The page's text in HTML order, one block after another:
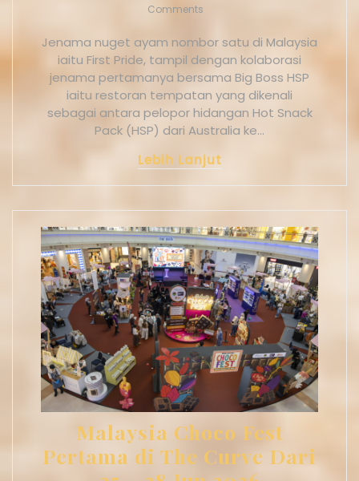
Comments
Jenama nuget ayam nombor satu di Malaysia
iaitu First Pride, tampil dengan kolaborasi
jenama pertamanya bersama Big Boss HSP
iaitu restoran tempatan yang dikenali
sebagai antara pelopor hidangan Hot Snack
Pack (HSP) dari Australia ke…
Lebih Lanjut
Malaysia Choco Fest
Pertama di The Curve Dari